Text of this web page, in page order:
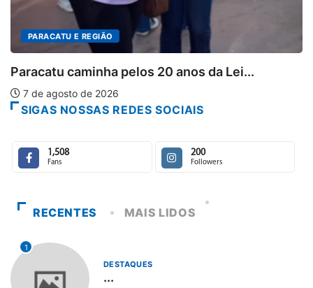
PARACATU E REGIÃO
caminha pelos 20 anos da Lei...
7 de agosto de 2026
SIGAS NOSSAS REDES SOCIAIS
1,508
Fans
200
Followers
RECENTES MAIS LIDOS
1
DESTAQUES
...